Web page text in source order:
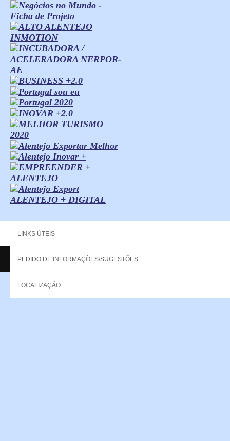
ALENTEJO + DIGITAL
LINKS ÚTEIS
PEDIDO DE INFORMAÇÕES/SUGESTÕES
LOCALIZAÇÃO
Copyright - 2013 NERPOR. All rights reserved.